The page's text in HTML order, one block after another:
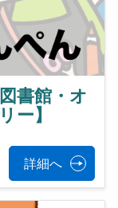
書館・オ
ー】
詳細へ